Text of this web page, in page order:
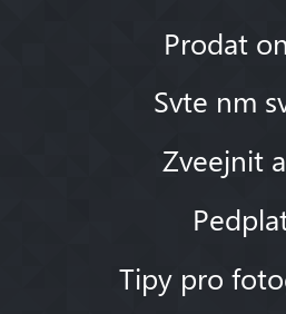
Prodat
Svte nm
Zveejnit
Tipy pro